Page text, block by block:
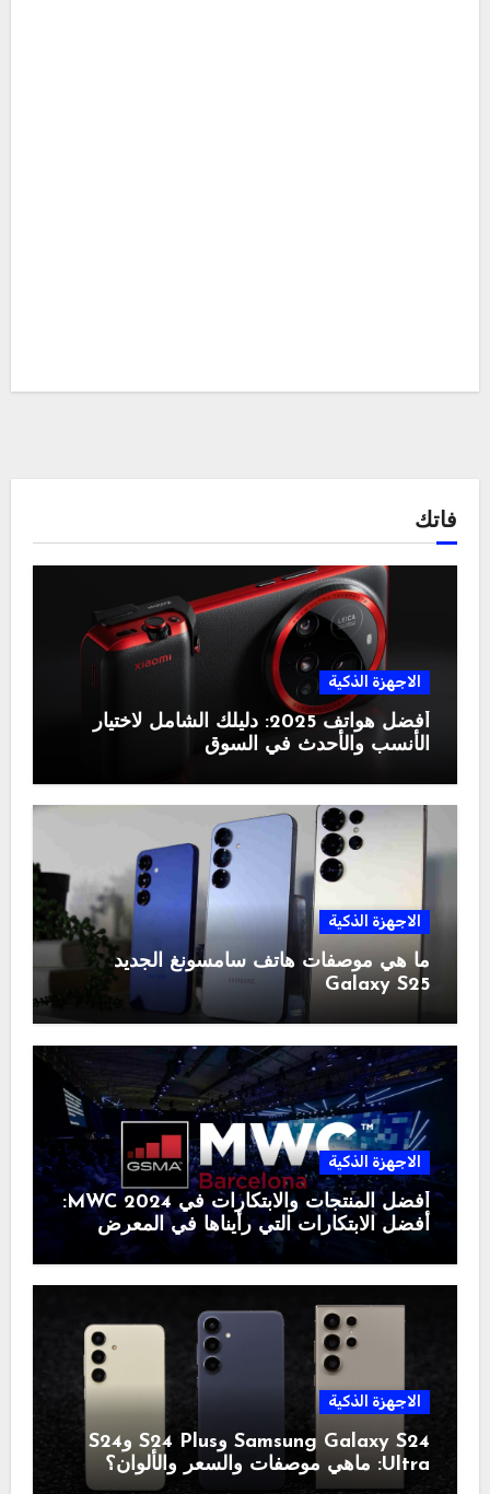
فاتك
الاجهزة الذكية
أفضل هواتف 2025: دليلك الشامل لاختيار
الأنسب والأحدث في السوق
الاجهزة الذكية
ما هي موصفات هاتف سامسونغ الجديد
Galaxy S25
الاجهزة الذكية
أفضل المنتجات والابتكارات في MWC 2024:
أفضل الابتكارات التي رأيناها في المعرض
الاجهزة الذكية
Samsung Galaxy S24 وS24 Plus وS24
Ultra: ماهي موصفات والسعر والألوان؟